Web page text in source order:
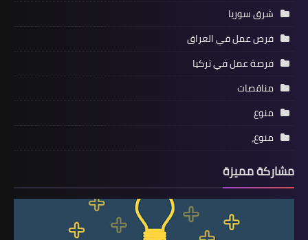
شرق سوريا
فرص عمل في العراق
فرصة عمل في تركيا
مناقصات
منوع
منوع،
مشاركة مميزة